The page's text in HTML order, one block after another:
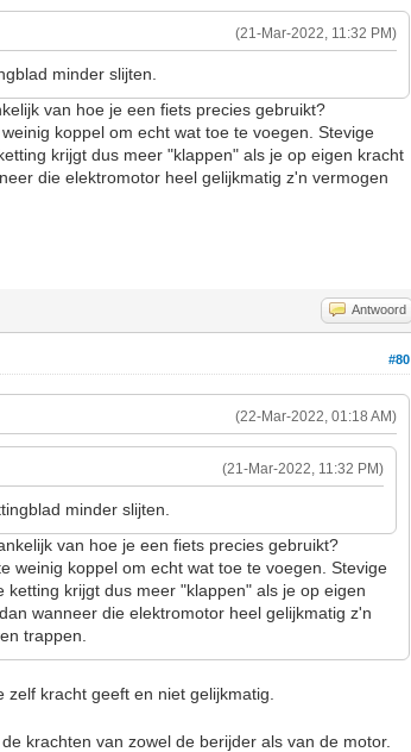
(21-Mar-2022, 11:32 PM)
minder slijten.
van hoe je een fiets precies gebruikt?
koppel om echt wat toe te voegen. Stevige
krijgt dus meer "klappen" als je op eigen kracht
die elektromotor heel gelijkmatig z'n vermogen
Antwoord
#80
(22-Mar-2022, 01:18 AM)
(21-Mar-2022, 11:32 PM)
minder slijten.
van hoe je een fiets precies gebruikt?
weinig koppel om echt wat toe te voegen. Stevige
krijgt dus meer "klappen" als je op eigen
wanneer die elektromotor heel gelijkmatig z'n
trappen.
kracht geeft en niet gelijkmatig.
krachten van zowel de berijder als van de motor.